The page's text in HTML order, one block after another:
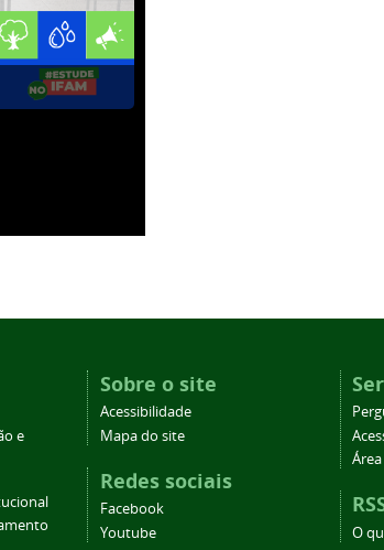
e
Sobre o site
Acessibilidade
Mapa do site
Redes sociais
Facebook
Youtube
O